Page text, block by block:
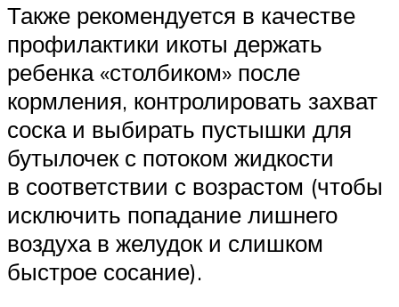
Также рекомендуется в качестве
профилактики икоты держать
ребенка «столбиком» после
кормления, контролировать захват
соска и выбирать пустышки для
бутылочек с потоком жидкости
в соответствии с возрастом (чтобы
исключить попадание лишнего
воздуха в желудок и слишком
быстрое сосание).